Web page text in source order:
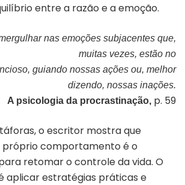
entre a razão e a emoção.
nas emoções subjacentes que,
muitas vezes, estão no
guiando nossas ações ou, melhor
dizendo, nossas inações.
A psicologia da procrastinação, p. 59
o escritor mostra que
comportamento é o
retomar o controle da vida. O
aplicar estratégias práticas e